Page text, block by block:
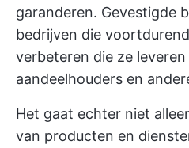
garanderen. Gevestigde
bedrijven die
verbeteren die ze
aandeelhouders en
Het gaat echter niet
van producten en